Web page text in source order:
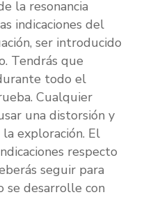
la resonancia
indicaciones del
ser introducido
Tendrás que
todo el
Cualquier
una distorsión y
exploración. El
respecto
seguir para
se desarrolle con